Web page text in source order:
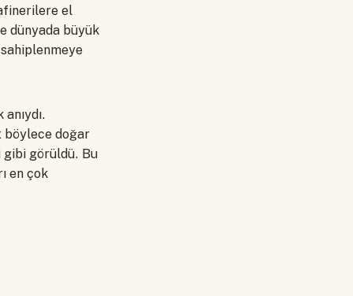
el
dünyada büyük
böylece doğar
gibi görüldü. Bu
en çok